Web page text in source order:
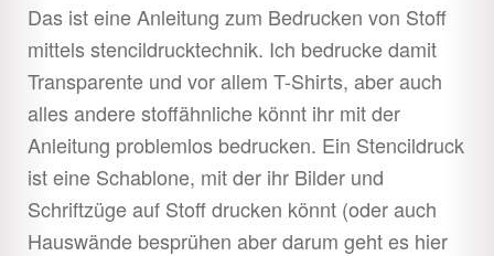
öffnen
Buttons
Demoschilder
Fleischschale
Stenciltechnik
Das ist eine Anleitung zum Bedrucken von Stoff
mittels stencildrucktechnik. Ich bedrucke damit
Transparente und vor allem T-Shirts, aber auch
alles andere stoffähnliche könnt ihr mit der
Anleitung problemlos bedrucken. Ein Stencildruck
ist eine Schablone, mit der ihr Bilder und
Schriftzüge auf Stoff drucken könnt (oder auch
Hauswände besprühen aber darum geht es hier